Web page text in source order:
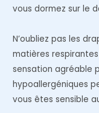
vous dormez sur le
N’oubliez pas les
matières
sensation agréable
hypoallergéniques
vous êtes sensible